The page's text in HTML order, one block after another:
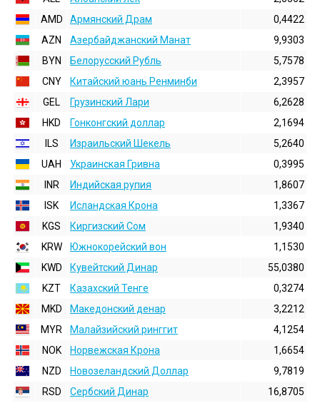
AMD
Армянский Драм
0,4422
AZN
Азербайджанский Манат
9,9303
BYN
Белорусский Рубль
5,7578
CNY
Китайский юань Ренминби
2,3957
GEL
Грузинский Лари
6,2628
HKD
Гонконгский доллаp
2,1694
ILS
Израильский Шекель
5,2640
UAH
Украинская Гривна
0,3995
INR
Индийская pупия
1,8607
ISK
Исландская Крона
1,3367
KGS
Киргизский Сом
1,9340
KRW
Южнокорейский вон
1,1530
KWD
Кувейтский Динар
55,0380
KZT
Казахский Тенге
0,3274
MKD
Македонский денар
3,2212
MYR
Малайзийский ринггит
4,1254
NOK
Норвежская Крона
1,6654
NZD
Новозеландский Доллар
9,7819
RSD
Сербский Динар
16,8705